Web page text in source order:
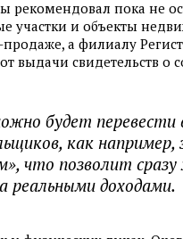
рекомендовал пока не
участки и объекты
а филиалу
выдачи свидетельств о
будет перевести
как например,
что позволит
доходами.